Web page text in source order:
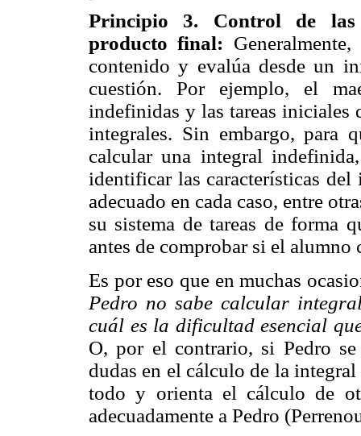
Principio 3. Control de las
producto final:
contenido y evalúa desde un
cuestión. Por ejemplo, el
indefinidas y las tareas iniciales
integrales. Sin embargo, para
calcular una integral
identificar las características
adecuado en cada caso, entre
su sistema de tareas de forma
antes de comprobar si el
Es por eso que en muchas
Pedro no sabe calcular
cuál es la dificultad esencial
O, por el contrario, si Pedro
dudas en el cálculo de la
todo y orienta el cálculo de
adecuadamente a Pedro